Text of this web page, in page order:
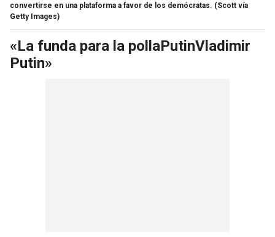
convertirse en una plataforma a favor de los demócratas. (Scott vía
Getty Images)
«La funda para la pollaPutinVladimir
Putin»